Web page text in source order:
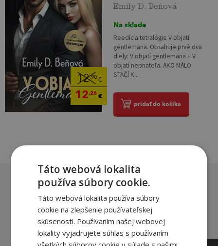
12,90€
12,26€
Emily D. Beňová
Na sklade
Reedícia tetralógie V objatí
gentlemana. Obsahuje prvé dva
diely: V objatí gentlemana + V
objatí nepriateľa. AKO MÁLO
STAČÍ K...
pridať do košíka
Zákazníci, ktorí si kúpili
tento titul si tiež kúpili
Táto webová lokalita
používa súbory cookie.
Táto webová lokalita používa súbory
cookie na zlepšenie používateľskej
skúsenosti. Používaním našej webovej
lokality vyjadrujete súhlas s používaním